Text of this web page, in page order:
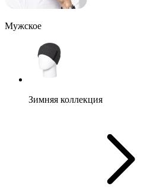
Мужское
Зимняя коллекция